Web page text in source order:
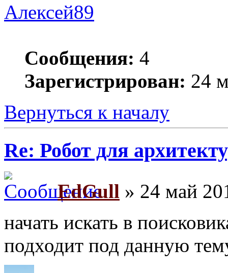
Алексей89
Сообщения: 4
Зарегистрирован: 24
Вернуться к началу
Re: Робот для
EdGull » 24 май
начать искать в
подходит под данную